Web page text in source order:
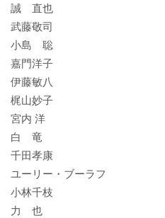
誠 直也
武藤敬司
小島 聡
嘉門洋子
伊藤敏八
梶山妙子
宮内 洋
白 竜
千田孝康
ユーリー・ブーラフ
小林千枝
力 也